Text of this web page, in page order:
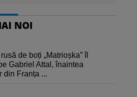
NOI
de boți „Matrioșka” îl
Gabriel Attal, înaintea
din Franța ...